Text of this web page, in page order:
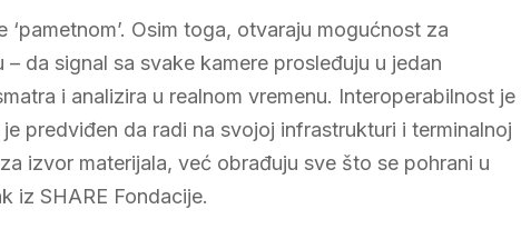
Osim toga, otvaraju mogućnost za
da signal sa svake kamere prosleđuju u jedan
i analizira u realnom vremenu. Interoperabilnost je
predviđen da radi na svojoj infrastrukturi i terminalnoj
izvor materijala, već obrađuju sve što se pohrani u
iz SHARE Fondacije.